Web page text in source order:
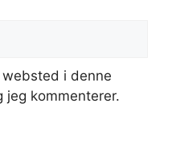
i denne
kommenterer.